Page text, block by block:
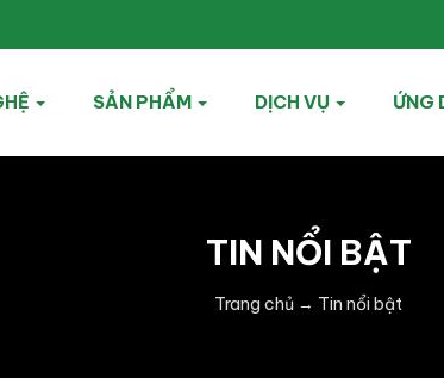
SẢN PHẨM DỊCH VỤ ỨNG
TIN NỔI BẬT
Trang chủ → Tin nổi bật